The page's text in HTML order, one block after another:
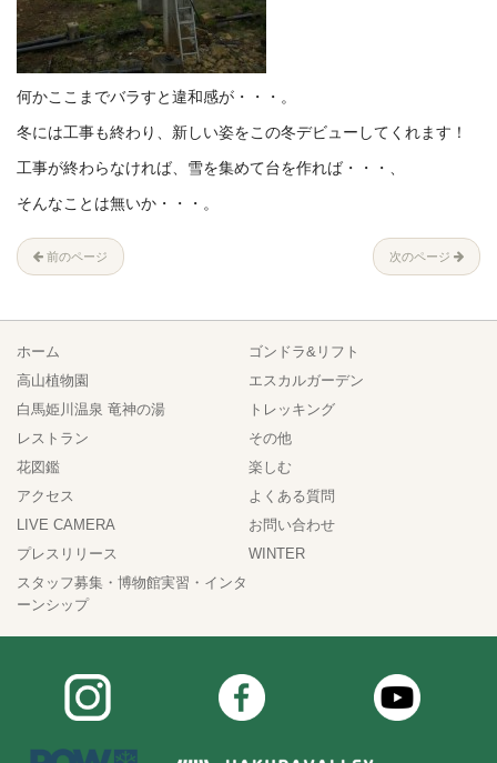
何かここまでバラすと違和感が・・・。
冬には工事も終わり、新しい姿をこの冬デビューしてくれます！
工事が終わらなければ、雪を集めて台を作れば・・・、
そんなことは無いか・・・。
前のページ 次のページ
ホーム
ゴンドラ&リフト
高山植物園
エスカルガーデン
白馬姫川温泉 竜神の湯
トレッキング
レストラン
その他
花図鑑
楽しむ
アクセス
よくある質問
LIVE CAMERA
お問い合わせ
プレスリリース
WINTER
スタッフ募集・博物館実習・インタ
ーンシップ